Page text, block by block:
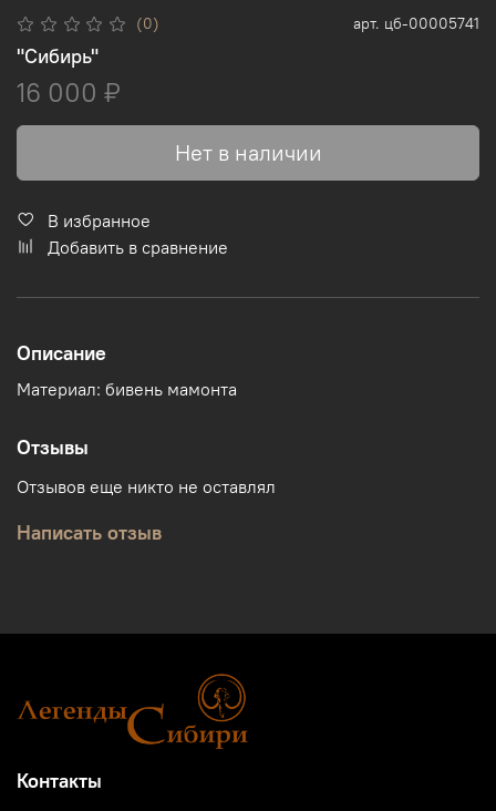
(0) арт. цб-00005741
"Сибирь"
16 000 ₽
Нет в наличии
В избранное
Добавить в сравнение
Описание
Материал: бивень мамонта
Отзывы
Отзывов еще никто не оставлял
Написать отзыв
Контакты